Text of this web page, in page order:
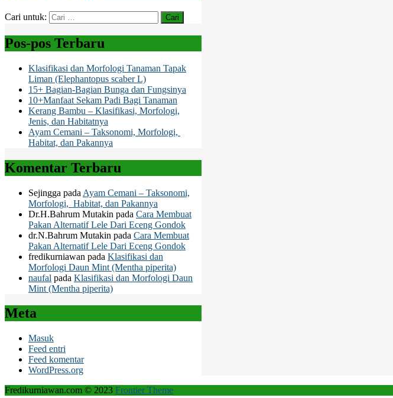
Cari untuk:
Pos-pos Terbaru
Klasifikasi dan Morfologi Tanaman Tapak
Liman (Elephantopus scaber L)
15+ Bagian-Bagian Bunga dan Fungsinya
10+Manfaat Sekam Padi Bagi Tanaman
Kerang Bambu – Klasifikasi, Morfologi,
Jenis, dan Habitatnya
Ayam Cemani – Taksonomi, Morfologi,
Habitat, dan Pakannya
Komentar Terbaru
Sejingga pada Ayam Cemani – Taksonomi,
Morfologi, Habitat, dan Pakannya
Dr.H.Bahrum Mutakin pada Cara Membuat
Pakan Alternatif Lele Dari Eceng Gondok
dr.N.Bahrum Mutakin pada Cara Membuat
Pakan Alternatif Lele Dari Eceng Gondok
fredikurniawan pada Klasifikasi dan
Morfologi Daun Mint (Mentha piperita)
naufal pada Klasifikasi dan Morfologi Daun
Mint (Mentha piperita)
Meta
Masuk
Feed entri
Feed komentar
WordPress.org
Fredikurniawan.com © 2023 Frontier Theme